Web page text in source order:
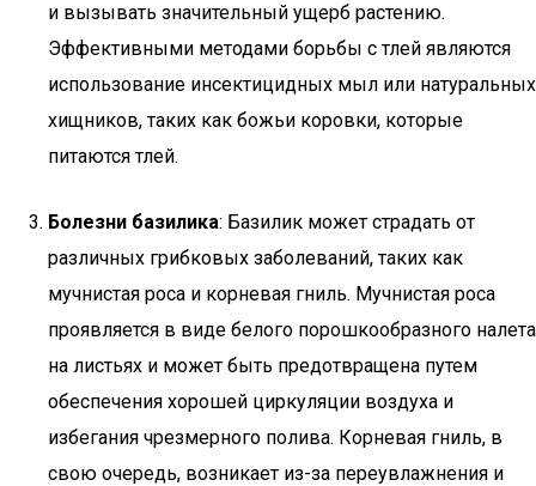
и вызывать значительный ущерб растению.
Эффективными методами борьбы с тлей являются
использование инсектицидных мыл или натуральных
хищников, таких как божьи коровки, которые
питаются тлей.
Болезни базилика: Базилик может страдать от
различных грибковых заболеваний, таких как
мучнистая роса и корневая гниль. Мучнистая роса
проявляется в виде белого порошкообразного налета
на листьях и может быть предотвращена путем
обеспечения хорошей циркуляции воздуха и
избегания чрезмерного полива. Корневая гниль, в
свою очередь, возникает из-за переувлажнения и